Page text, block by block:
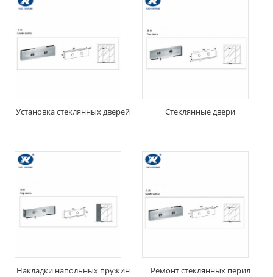
Установка стеклянных дверей Стеклянные двери
Накладки напольных пружин Ремонт стеклянных перил